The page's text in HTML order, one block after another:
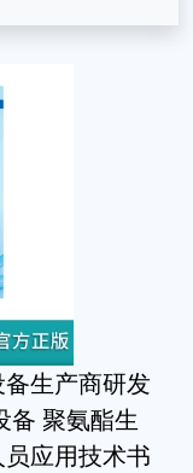
生产商研发
备 聚氨酯生
应用技术书